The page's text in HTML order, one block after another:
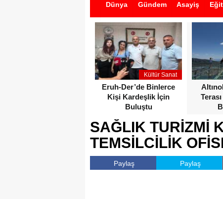
Dünya Gündem Asayiş
İş İlanları
Kültür Sanat
Eruh-Der’de Binlerce
Kişi Kardeşlik İçin
Buluştu
SAĞLIK TURİZMİ
TEMSİLCİLİK
Paylaş Paylaş